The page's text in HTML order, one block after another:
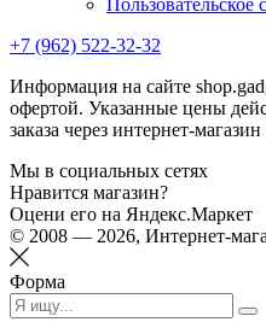
+7 (962) 522-32-32
Информация на сайте
офертой. Указанные цены
заказа через интернет-
Мы в социальных сетях
Нравится магазин?
Оцени его на Яндекс.Маркет
© 2008 — 2026, Интернет-
Форма